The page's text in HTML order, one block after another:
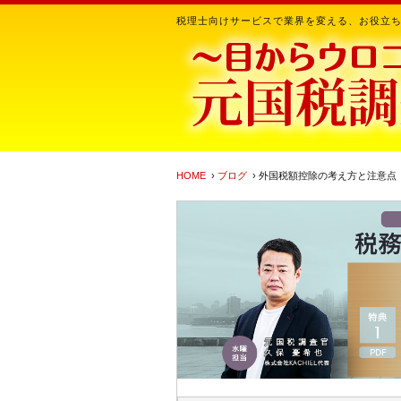
税理士向けサービスで業界を変える、お役立
HOME › ブログ › 外国税額控除の考え方と注意点